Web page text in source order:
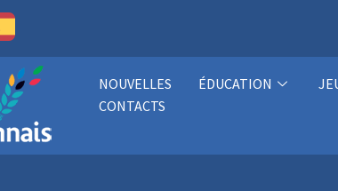
NOUVELLES ÉDUCATION
CONTACTS